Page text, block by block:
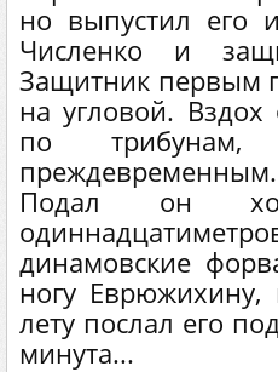
но выпустил его
Численко и
Защитник первым
на угловой. Вздох
по
Подал он
динамовские
ногу
лету послал его
минута...